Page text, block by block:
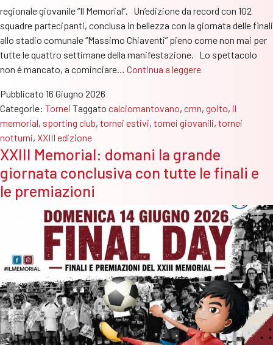
regionale giovanile “Il Memorial”. Un’edizione da record con 102
squadre partecipanti, conclusa in bellezza con la giornata delle finali
allo stadio comunale “Massimo Chiaventi” pieno come non mai per
tutte le quattro settimane della manifestazione. Lo spettacolo
non é mancato, a cominciare… Continua a leggereXXIII
gran
finale
gol
e
un’edizione
da
record
Pubblicato 16 Giugno 2026
Categorie: Tornei Taggato calciomantovano, cmn, goito, il
memorial, sporting club, tornei estivi, tornei giovanili, tornei
notturni, XXIII edizione
XXIII Memorial: domani la grande
giornata conclusiva con tutte le finali e
le premiazioni